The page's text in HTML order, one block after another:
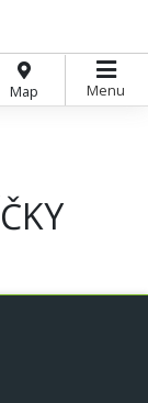
Map Menu